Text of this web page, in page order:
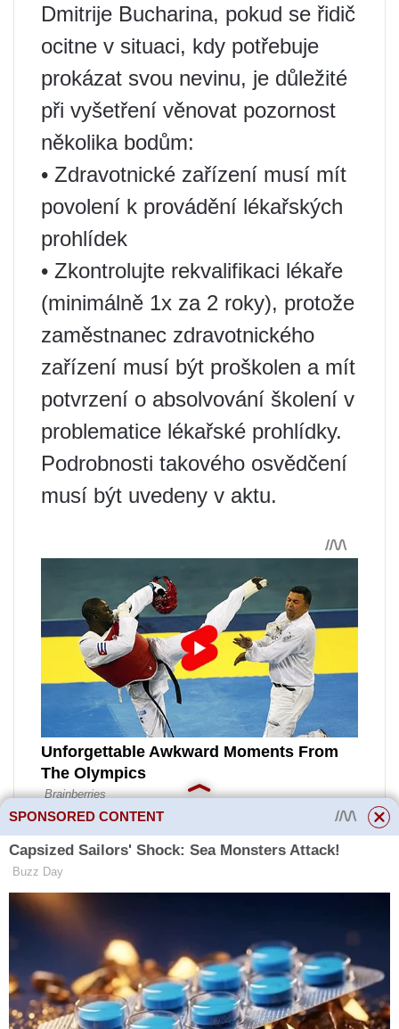
Dmitrije Bucharina, pokud se řidič
ocitne v situaci, kdy potřebuje
prokázat svou nevinu, je důležité
při vyšetření věnovat pozornost
několika bodům:
• Zdravotnické zařízení musí mít
povolení k provádění lékařských
prohlídek
• Zkontrolujte rekvalifikaci lékaře
(minimálně 1x za 2 roky), protože
zaměstnanec zdravotnického
zařízení musí být proškolen a mít
potvrzení o absolvování školení v
problematice lékařské prohlídky.
Podrobnosti takového osvědčení
musí být uvedeny v aktu.
SPONSORED CONTENT